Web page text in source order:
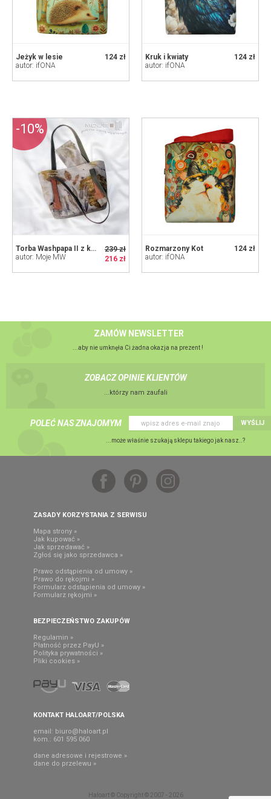
124 zł
Jeżyk w lesie
autor: ifONA
124 zł
Kruk i kwiaty
autor: ifONA
239 zł
216 zł
Torba Washpapa II z kosmet. + Eko-druk
autor: Moje MW
-10%
124 zł
Rozmarzony Kot
autor: ifONA
ZAMÓW NEWSLETTER
...aby nie umknęła Ci żadna okazja na prezent !
ZOBACZ OPINIE KLIENTÓW
...którzy nam zaufali
POLEĆ NAS ZNAJOMYM WYŚLIJ
...może właśnie szukają sklepu takiego jak nasz..?
ZASADY KORZYSTANIA Z SERWISU
Mapa strony »
Jak kupować »
Jak sprzedawać »
Zgłoś się jako sprzedawca »
Prawo odstąpienia od umowy »
Prawo do rękojmi »
Formularz odstąpienia od umowy »
Formularz rękojmi »
BEZPIECZEŃSTWO ZAKUPÓW
Regulamin »
Płatność przez PayU »
Polityka prywatności »
Pliki cookies »
KONTAKT HALOART/POLSKA
email: biuro@haloart.pl
kom.: 601 595 060
dane adresowe i rejestrowe »
dane do przelewu »
Haloart © Copyright © 2007 - 2026